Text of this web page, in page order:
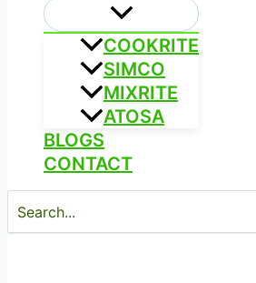
COOKRITE
SIMCO
MIXRITE
ATOSA
BLOGS
CONTACT
for: